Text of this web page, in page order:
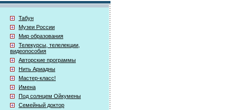
Табун
Музеи России
Мир образования
Телекурсы, телелекции,
видеопособия
Авторские программы
Нить Ариадны
Мастер-класс!
Имена
Под солнцем Ойкумены
Семейный доктор